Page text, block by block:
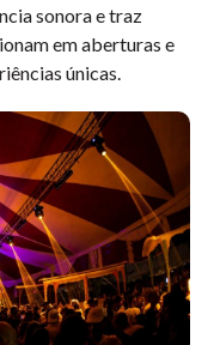
sonora e traz
em aberturas e
únicas.